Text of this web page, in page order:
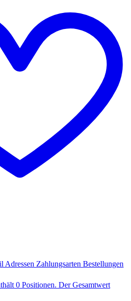
Adressen Zahlungsarten Bestellungen
0 Positionen. Der Gesamtwert